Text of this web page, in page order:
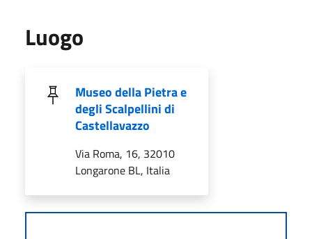
Luogo
Museo della Pietra e
degli Scalpellini di
Castellavazzo
Via Roma, 16, 32010
Longarone BL, Italia